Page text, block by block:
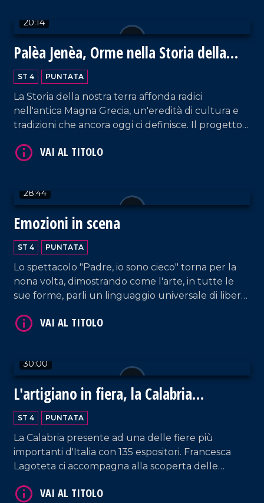
20:14
Palèa Jenèa, Orme nella Storia della
Calabria Greca
ST 4 PUNTATA
La Storia della nostra terra affonda radici
nell'antica Magna Grecia, un'eredità di cultura e
tradizioni che ancora oggi ci definisce. Il progetto
profondo, coinvolgendo tutte le scuole di Reggio
28:44
Emozioni in scena
ST 4 PUNTATA
Lo spettacolo "Padre, io sono cieco" torna per la
nona volta, dimostrando come l'arte, in tutte le
sue forme, parli un linguaggio universale di libertà
30:00
L'artigiano in fiera, la Calabria
protagonista a Milano
ST 4 PUNTATA
La Calabria presente ad una delle fiere più
importanti d'Italia con 135 espositori. Francesca
Lagoteta ci accompagna alla scoperta delle
primario e secondario del territorio, tra gli ospiti
VAI AL TITOLO
VAI AL TITOLO